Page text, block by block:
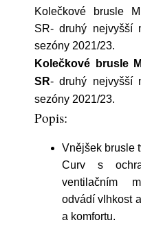
Kolečkové brusle
SR- druhý nejvyšší
sezóny 2021/23.
Kolečkové brusle
SR- druhý nejvyšší
sezóny 2021/23.
Popis:
Vnějšek brusle
Curv s
ventilačním
odvádí vlhkost
a komfortu.